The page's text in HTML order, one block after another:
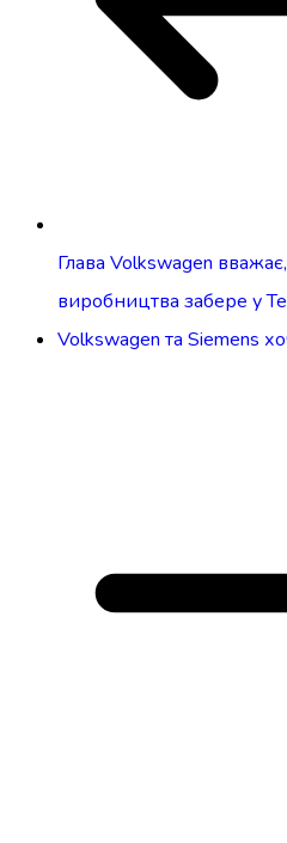
Глава Volkswagen
виробництва забере у
Volkswagen та Siemens